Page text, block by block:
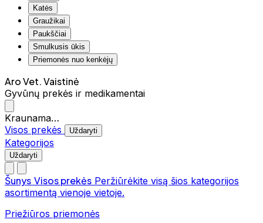
Katės
Graužikai
Paukščiai
Smulkusis ūkis
Priemonės nuo kenkėjų
Aro Vet. Vaistinė
Gyvūnų prekės ir medikamentai
Kraunama…
Visos prekės
Uždaryti
Kategorijos
Uždaryti
Šunys Visos prekės Peržiūrėkite visą šios kategorijos
asortimentą vienoje vietoje.
Priežiūros priemonės